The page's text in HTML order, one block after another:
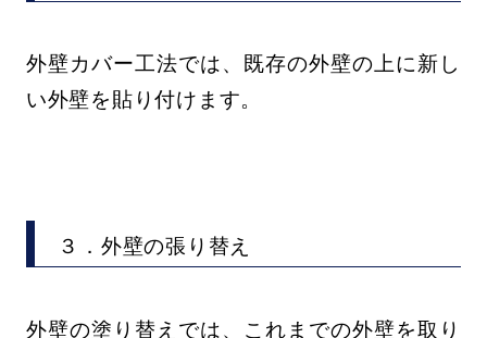
外壁カバー工法では、既存の外壁の上に新し
い外壁を貼り付けます。
３．外壁の張り替え
外壁の塗り替えでは、これまでの外壁を取り